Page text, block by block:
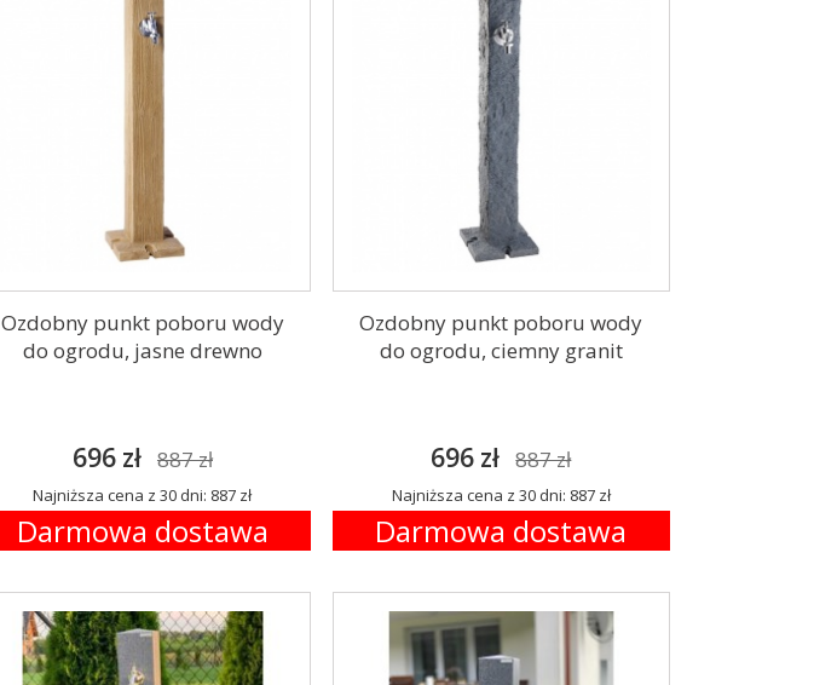
Ozdobny punkt poboru wody
do ogrodu, jasne drewno
696 zł 887 zł
Najniższa cena z 30 dni: 887 zł
Darmowa dostawa
Ozdobny punkt poboru wody
do ogrodu, ciemny granit
696 zł 887 zł
Najniższa cena z 30 dni: 887 zł
Darmowa dostawa